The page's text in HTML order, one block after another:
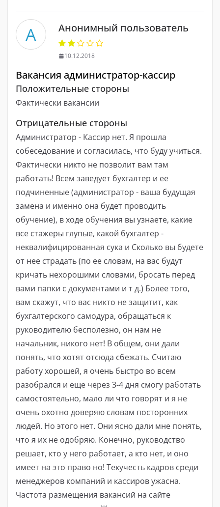
А Анонимный пользователь
10.12.2018
Вакансия администратор-кассир
Положительные стороны
Фактически вакансии
Отрицательные стороны
Администратор - Кассир нет. Я прошла
собеседование и согласилась, что буду учиться.
Фактически никто не позволит вам там
работать! Всем заведует бухгалтер и ее
подчиненные (администратор - ваша будущая
замена и именно она будет проводить
обучение), в ходе обучения вы узнаете, какие
все стажеры глупые, какой бухгалтер -
неквалифицированная сука и Сколько вы будете
от нее страдать (по ее словам, на вас будут
кричать нехорошими словами, бросать перед
вами папки с документами и т д.) Более того,
вам скажут, что вас никто не защитит, как
бухгалтерского самодура, обращаться к
руководителю бесполезно, он нам не
начальник, никого нет! В общем, они дали
понять, что хотят отсюда сбежать. Считаю
работу хорошей, я очень быстро во всем
разобрался и еще через 3-4 дня смогу работать
самостоятельно, мало ли что говорят и я не
очень охотно доверяю словам посторонних
людей. Но этого нет. Они ясно дали мне понять,
что я их не одобряю. Конечно, руководство
решает, кто у него работает, а кто нет, и оно
имеет на это право но! Текучесть кадров среди
менеджеров компаний и кассиров ужасна.
Частота размещения вакансий на сайте